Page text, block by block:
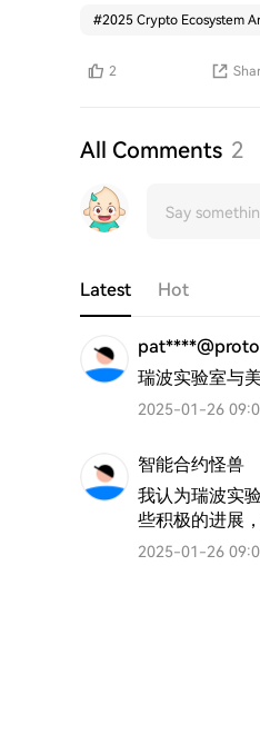
#2025 Crypto Ecosystem
2
All Comments 2
Latest Hot
瑞波实验室与
2025-01-26
智能合约怪兽
我认为瑞波实
些积极的进展
2025-01-26